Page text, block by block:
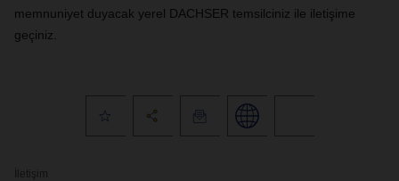
memnuniyet duyacak yerel DACHSER temsilciniz ile iletişime
geçiniz.
İletişim